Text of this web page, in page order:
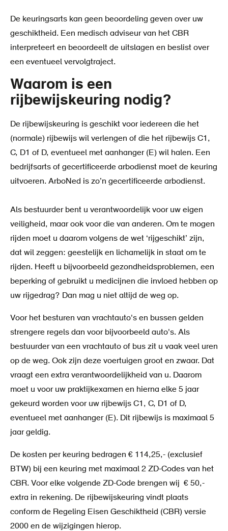
De keuringsarts kan geen beoordeling geven over uw
geschiktheid. Een medisch adviseur van het CBR
interpreteert en beoordeelt de uitslagen en beslist over
een eventueel vervolgtraject.
Waarom is een
rijbewijskeuring nodig?
De rijbewijskeuring is geschikt voor iedereen die het
(normale) rijbewijs wil verlengen of die het rijbewijs C1,
C, D1 of D, eventueel met aanhanger (E) wil halen. Een
bedrijfsarts of gecertificeerde arbodienst moet de keuring
uitvoeren. ArboNed is zo’n gecertificeerde arbodienst.
Als bestuurder bent u verantwoordelijk voor uw eigen
veiligheid, maar ook voor die van anderen. Om te mogen
rijden moet u daarom volgens de wet ‘rijgeschikt’ zijn,
dat wil zeggen: geestelijk en lichamelijk in staat om te
rijden. Heeft u bijvoorbeeld gezondheidsproblemen, een
beperking of gebruikt u medicijnen die invloed hebben op
uw rijgedrag? Dan mag u niet altijd de weg op.
Voor het besturen van vrachtauto's en bussen gelden
strengere regels dan voor bijvoorbeeld auto's. Als
bestuurder van een vrachtauto of bus zit u vaak veel uren
op de weg. Ook zijn deze voertuigen groot en zwaar. Dat
vraagt een extra verantwoordelijkheid van u. Daarom
moet u voor uw praktijkexamen en hierna elke 5 jaar
gekeurd worden voor uw rijbewijs C1, C, D1 of D,
eventueel met aanhanger (E). Dit rijbewijs is maximaal 5
jaar geldig.
De kosten per keuring bedragen € 114,25,- (exclusief
BTW) bij een keuring met maximaal 2 ZD-Codes van het
CBR. Voor elke volgende ZD-Code brengen wij € 50,-
extra in rekening. De rijbewijskeuring vindt plaats
conform de Regeling Eisen Geschiktheid (CBR) versie
2000 en de wijzigingen hierop.